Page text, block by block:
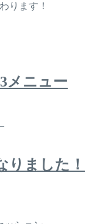
ります！
メニュー
りました！